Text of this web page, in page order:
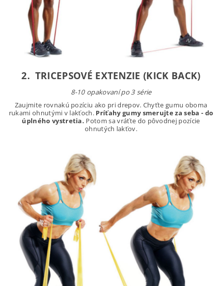
2. TRICEPSOVÉ EXTENZIE (KICK BACK)
8-10 opakovaní po 3 série
Zaujmite rovnakú pozíciu ako pri drepov. Chyťte gumu oboma
rukami ohnutými v lakťoch. Príťahy gumy smerujte za seba - do
úplného vystretia. Potom sa vráťte do pôvodnej pozície
ohnutých lakťov.